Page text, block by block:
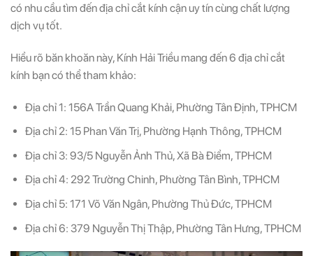
có nhu cầu tìm đến địa chỉ cắt kính cận uy tín cùng chất lượng
dịch vụ tốt.
Hiểu rõ băn khoăn này, Kính Hải Triều mang đến 6 địa chỉ cắt
kính bạn có thể tham khảo:
Địa chỉ 1: 156A Trần Quang Khải, Phường Tân Định, TPHCM
Địa chỉ 2: 15 Phan Văn Trị, Phường Hạnh Thông, TPHCM
Địa chỉ 3: 93/5 Nguyễn Ảnh Thủ, Xã Bà Điểm, TPHCM
Địa chỉ 4: 292 Trường Chinh, Phường Tân Bình, TPHCM
Địa chỉ 5: 171 Võ Văn Ngân, Phường Thủ Đức, TPHCM
Địa chỉ 6: 379 Nguyễn Thị Thập, Phường Tân Hưng, TPHCM
ĐĂNG KÝ
Triều)
ĐĂNG KÝ
Triều)